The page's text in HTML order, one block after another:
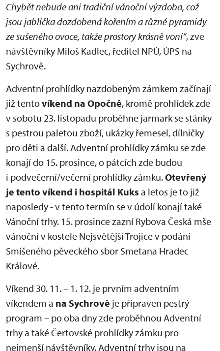
Chybět nebude ani tradiční vánoční výzdoba, což
jsou jablíčka dozdobená kořením a různé pyramidy
ze sušeného ovoce, takže prostory krásně voní“, zve
návštěvníky Miloš Kadlec, ředitel NPÚ, ÚPS na
Sychrově.
Adventní prohlídky nazdobeným zámkem začínají
již tentovíkend na Opočně, kromě prohlídek zde
v sobotu 23. listopadu proběhne jarmark se stánky
s pestrou paletou zboží, ukázky řemesel, dílničky
pro děti a další. Adventní prohlídky zámku se zde
konají do 15. prosince, o pátcích zde budou
i podvečerní/večerní prohlídky zámku.Otevřený
je tento víkend i hospitál Kuks a letos je to již
naposledy - v tento termín se v údolí konají také
Vánoční trhy. 15. prosince zazní Rybova Česká mše
vánoční v kostele Nejsvětější Trojice v podání
Smíšeného pěveckého sbor Smetana Hradec
Králové.
Víkend 30. 11. – 1. 12. je prvním adventním
víkendem a na Sychrově je připraven pestrý
program – po oba dny zde proběhnou Adventní
trhy a také Čertovské prohlídky zámku pro
nejmenší návštěvníky. Adventní trhy jsou na